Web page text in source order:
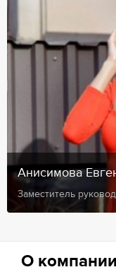
Анисимова
Заместитель
О компании